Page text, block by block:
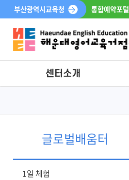
부산광역시교육청 통합예약포털
센터소개
글로벌배움터
1일 체험